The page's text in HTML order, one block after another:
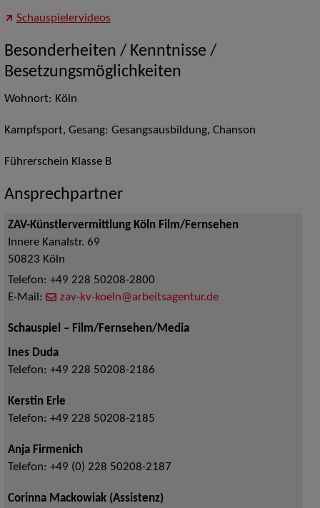
Schauspielervideos
Besonderheiten / Kenntnisse /
Besetzungsmöglichkeiten
Wohnort: Köln
Kampfsport, Gesang: Gesangsausbildung, Chanson
Führerschein Klasse B
Ansprechpartner
ZAV-Künstlervermittlung Köln Film/Fernsehen
Innere Kanalstr. 69
50823 Köln
Telefon: +49 228 50208-2800
E-Mail:
zav-kv-koeln@arbeitsagentur.de
Schauspiel – Film/Fernsehen/Media
Ines Duda
Telefon: +49 228 50208-2186
Kerstin Erle
Telefon: +49 228 50208-2185
Anja Firmenich
Telefon: +49 (0) 228 50208-2187
Corinna Mackowiak (Assistenz)